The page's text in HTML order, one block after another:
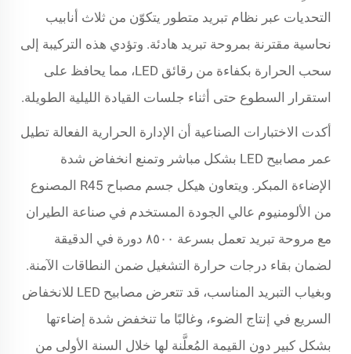
التحديات عبر نظام تبريد متطور يتكوّن من ثلاث أنابيب
نحاسية مقترنة بمروحة تبريد هادئة. وتؤدي هذه التركيبة إلى
سحب الحرارة بكفاءة من رقائق LED، مما يحافظ على
استقرار السطوع حتى أثناء جلسات القيادة الليلية الطويلة.
أكدت الاختبارات الصناعية أن الإدارة الحرارية الفعالة تطيل
عمر مصابيح LED بشكل مباشر وتمنع انخفاض شدة
الإضاءة المبكر. ويتعاون هيكل جسم مصباح R45 المصنوع
من الألومنيوم عالي الجودة المستخدم في صناعة الطيران
مع مروحة تبريد تعمل بسرعة ٨٥٠٠ دورة في الدقيقة
لضمان بقاء درجات حرارة التشغيل ضمن النطاقات الآمنة.
وبغياب التبريد المناسب، قد تتعرض مصابيح LED للانخفاض
السريع في إنتاج الضوء، وغالبًا ما تنخفض شدة إضاءتها
بشكل كبير دون القيمة المُعلَّنة لها خلال السنة الأولى من